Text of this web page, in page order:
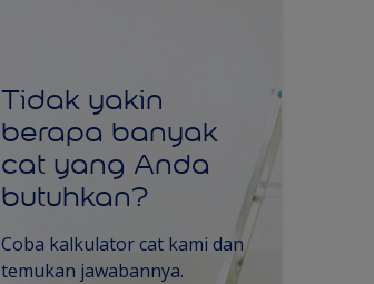
Tidak yakin
berapa banyak
cat yang Anda
butuhkan?
Coba kalkulator cat kami dan
temukan jawabannya.